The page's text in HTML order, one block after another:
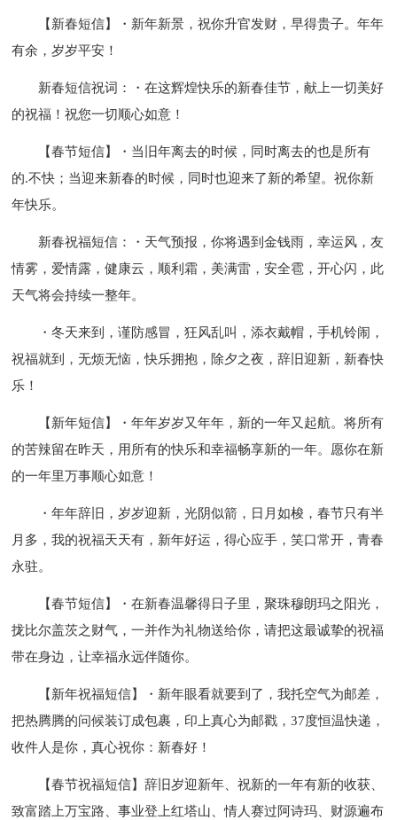
【新春短信】・新年新景，祝你升官发财，早得贵子。年年
有余，岁岁平安！
新春短信祝词：・在这辉煌快乐的新春佳节，献上一切美好
的祝福！祝您一切顺心如意！
【春节短信】・当旧年离去的时候，同时离去的也是所有
的.不快；当迎来新春的时候，同时也迎来了新的希望。祝你新
年快乐。
新春祝福短信：・天气预报，你将遇到金钱雨，幸运风，友
情雾，爱情露，健康云，顺利霜，美满雷，安全雹，开心闪，此
天气将会持续一整年。
・冬天来到，谨防感冒，狂风乱叫，添衣戴帽，手机铃闹，
祝福就到，无烦无恼，快乐拥抱，除夕之夜，辞旧迎新，新春快
乐！
【新年短信】・年年岁岁又年年，新的一年又起航。将所有
的苦辣留在昨天，用所有的快乐和幸福畅享新的一年。愿你在新
的一年里万事顺心如意！
・年年辞旧，岁岁迎新，光阴似箭，日月如梭，春节只有半
月多，我的祝福天天有，新年好运，得心应手，笑口常开，青春
永驻。
【春节短信】・在新春温馨得日子里，聚珠穆朗玛之阳光，
拢比尔盖茨之财气，一并作为礼物送给你，请把这最诚挚的祝福
带在身边，让幸福永远伴随你。
【新年祝福短信】・新年眼看就要到了，我托空气为邮差，
把热腾腾的问候装订成包裹，印上真心为邮戳，37度恒温快递，
收件人是你，真心祝你：新春好！
【春节祝福短信】辞旧岁迎新年、祝新的一年有新的收获、
致富踏上万宝路、事业登上红塔山、情人赛过阿诗玛、财源遍布